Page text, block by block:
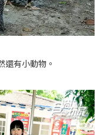
有小動物。